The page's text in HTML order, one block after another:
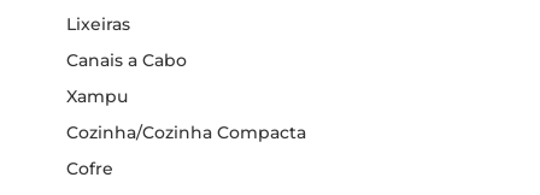
Lixeiras
Canais a Cabo
Xampu
Cozinha/Cozinha Compacta
Cofre